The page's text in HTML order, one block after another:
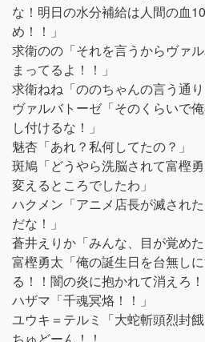
な！明日の水分補給は人間の血
め！！」
求衛のの「それを言うからヴァ
まってるよ！！」
求衛ねね「ののちゃんの言う通り
ヴァルバトーゼ「そのくらいで
し付けるな！」
魅杏「あれ？私何してたの？」
斑鳩「どうやら洗脳されて富樫
変えるところでしたわ」
ハクメン「アニメ店長が滅され
だな！」
蒼井えりか「みんな、目が覚めた
富樫勇太「俺の誕生日を台無し
る！！闇の炎に抱かれて消えろ！
ハザマ「千魂冥烙！！」
ユウキ＝テルミ「大蛇斬頭烈封餓
ちゅどーん！！